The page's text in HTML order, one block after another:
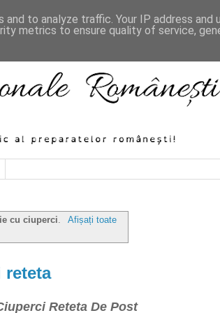
cu ciuperci.
Afișați toate
reteta
Reteta De Post
to analyze traffic. Your IP address and
metrics to ensure quality of service,